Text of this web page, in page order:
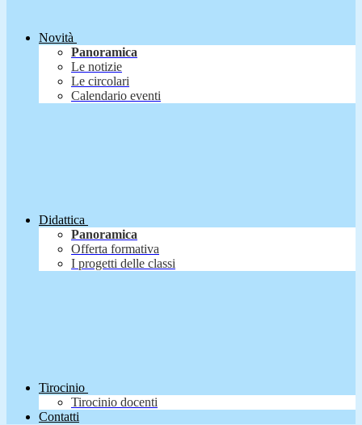
Novità
Panoramica
Le notizie
Le circolari
Calendario eventi
Didattica
Panoramica
Offerta formativa
I progetti delle classi
Tirocinio
Tirocinio docenti
Contatti